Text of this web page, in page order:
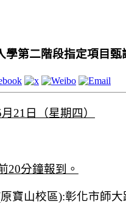
學第二階段指定項目
月 21 日（星期四）
20分鐘報到。
原寶山校區):彰化市師大